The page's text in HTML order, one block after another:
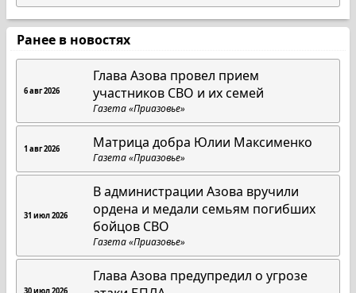
Ранее в новостях
6 авг 2026
Глава Азова провел прием
участников СВО и их семей
Газета «Приазовье»
1 авг 2026 Матрица добра Юлии Максименко
Газета «Приазовье»
31 июл 2026
В администрации Азова вручили
ордена и медали семьям погибших
бойцов СВО
Газета «Приазовье»
Глава Азова предупредил о угрозе